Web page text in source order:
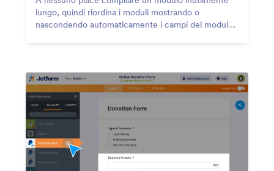
lungo, quindi riordina i moduli mostrando o
nascondendo automaticamente i campi del modulo